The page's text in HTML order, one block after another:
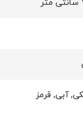
آبی, قرمز